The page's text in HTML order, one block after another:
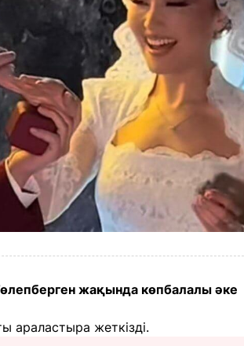
жақында көпбалалы әке
араластыра жеткізді.